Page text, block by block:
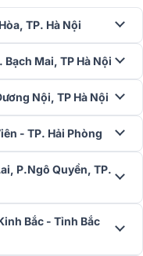
gắn phẳng khiến nó
và bền bỉ.
TP. Hà Nội
Bạch Mai, TP Hà Nội
Nội, TP Hà Nội
- TP. Hải Phòng
P.Ngô Quyền, TP.
Bắc - Tỉnh Bắc